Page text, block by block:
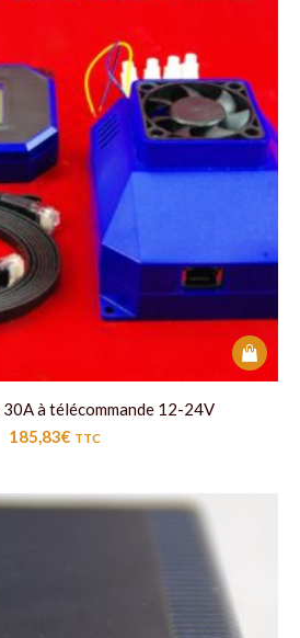
à télécommande 12-24V
185,83€ TTC